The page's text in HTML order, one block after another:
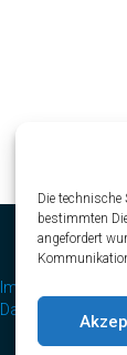
Die
bestimmten
angefordert
Impressum
Datenschutz